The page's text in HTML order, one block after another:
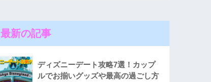
最新の記事
ディズニーデート攻略7選！カップ
ルでお揃いグッズや最高の過ごし方